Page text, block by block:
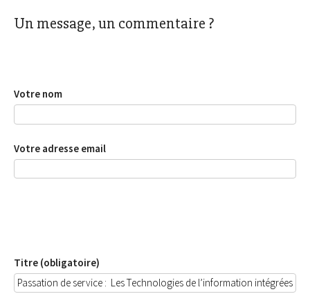
Un message, un commentaire ?
Votre nom
Votre adresse email
Titre (obligatoire)